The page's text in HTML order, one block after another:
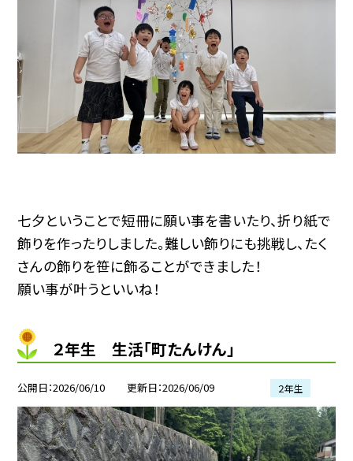
七夕ということで短冊に願い事を書いたり、折り紙で
飾りを作ったりしました。難しい飾りにも挑戦し、たく
さんの飾りを笹に飾ることができました！
願い事が叶うといいね！
２年生 生活「町たんけん」
公開日 2026/06/10 更新日 2026/06/09 ２年生